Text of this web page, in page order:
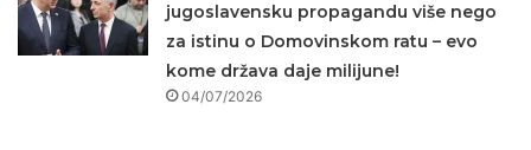
jugoslavensku propagandu više nego
za istinu o Domovinskom ratu – evo
kome država daje milijune!
04/07/2026